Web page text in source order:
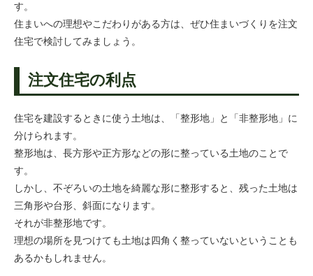
す。
住まいへの理想やこだわりがある方は、ぜひ住まいづくりを注文
住宅で検討してみましょう。
注文住宅の利点
住宅を建設するときに使う土地は、「整形地」と「非整形地」に
分けられます。
整形地は、長方形や正方形などの形に整っている土地のことで
す。
しかし、不ぞろいの土地を綺麗な形に整形すると、残った土地は
三角形や台形、斜面になります。
それが非整形地です。
理想の場所を見つけても土地は四角く整っていないということも
あるかもしれません。